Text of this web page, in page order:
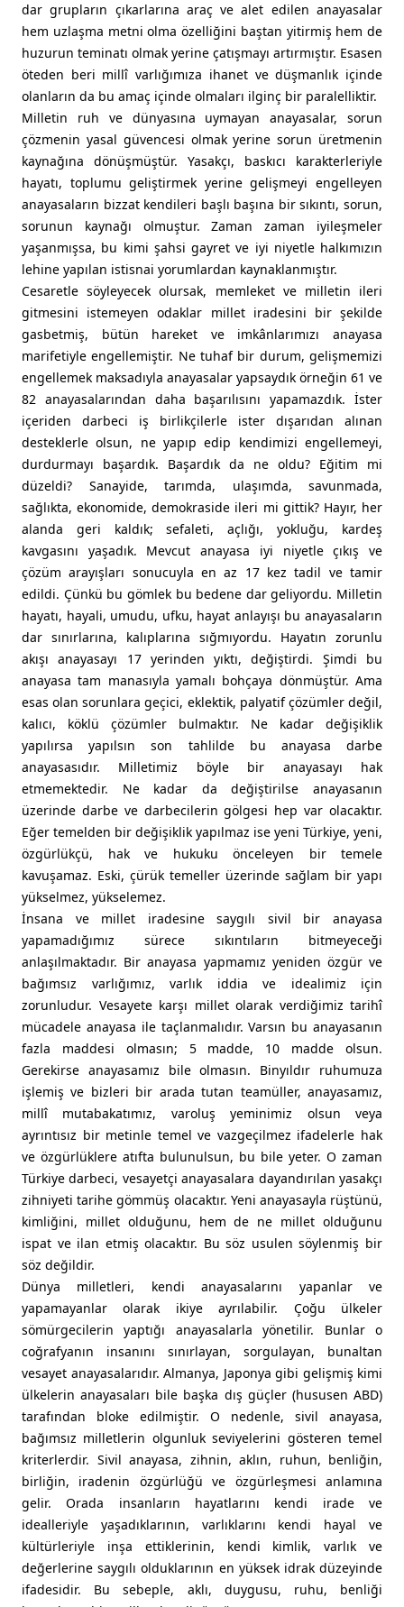
dar grupların çıkarlarına araç ve alet edilen anayasalar
hem uzlaşma metni olma özelliğini baştan yitirmiş hem de
huzurun teminatı olmak yerine çatışmayı artırmıştır. Esasen
öteden beri millî varlığımıza ihanet ve düşmanlık içinde
olanların da bu amaç içinde olmaları ilginç bir paralelliktir.
Milletin ruh ve dünyasına uymayan anayasalar, sorun
çözmenin yasal güvencesi olmak yerine sorun üretmenin
kaynağına dönüşmüştür. Yasakçı, baskıcı karakterleriyle
hayatı, toplumu geliştirmek yerine gelişmeyi engelleyen
anayasaların bizzat kendileri başlı başına bir sıkıntı, sorun,
sorunun kaynağı olmuştur. Zaman zaman iyileşmeler
yaşanmışsa, bu kimi şahsi gayret ve iyi niyetle halkımızın
lehine yapılan istisnai yorumlardan kaynaklanmıştır.
Cesaretle söyleyecek olursak, memleket ve milletin ileri
gitmesini istemeyen odaklar millet iradesini bir şekilde
gasbetmiş, bütün hareket ve imkânlarımızı anayasa
marifetiyle engellemiştir. Ne tuhaf bir durum, gelişmemizi
engellemek maksadıyla anayasalar yapsaydık örneğin 61 ve
82 anayasalarından daha başarılısını yapamazdık. İster
içeriden darbeci iş birlikçilerle ister dışarıdan alınan
desteklerle olsun, ne yapıp edip kendimizi engellemeyi,
durdurmayı başardık. Başardık da ne oldu? Eğitim mi
düzeldi? Sanayide, tarımda, ulaşımda, savunmada,
sağlıkta, ekonomide, demokraside ileri mi gittik? Hayır, her
alanda geri kaldık; sefaleti, açlığı, yokluğu, kardeş
kavgasını yaşadık. Mevcut anayasa iyi niyetle çıkış ve
çözüm arayışları sonucuyla en az 17 kez tadil ve tamir
edildi. Çünkü bu gömlek bu bedene dar geliyordu. Milletin
hayatı, hayali, umudu, ufku, hayat anlayışı bu anayasaların
dar sınırlarına, kalıplarına sığmıyordu. Hayatın zorunlu
akışı anayasayı 17 yerinden yıktı, değiştirdi. Şimdi bu
anayasa tam manasıyla yamalı bohçaya dönmüştür. Ama
esas olan sorunlara geçici, eklektik, palyatif çözümler değil,
kalıcı, köklü çözümler bulmaktır. Ne kadar değişiklik
yapılırsa yapılsın son tahlilde bu anayasa darbe
anayasasıdır. Milletimiz böyle bir anayasayı hak
etmemektedir. Ne kadar da değiştirilse anayasanın
üzerinde darbe ve darbecilerin gölgesi hep var olacaktır.
Eğer temelden bir değişiklik yapılmaz ise yeni Türkiye, yeni,
özgürlükçü, hak ve hukuku önceleyen bir temele
kavuşamaz. Eski, çürük temeller üzerinde sağlam bir yapı
yükselmez, yükselemez.
İnsana ve millet iradesine saygılı sivil bir anayasa
yapamadığımız sürece sıkıntıların bitmeyeceği
anlaşılmaktadır. Bir anayasa yapmamız yeniden özgür ve
bağımsız varlığımız, varlık iddia ve idealimiz için
zorunludur. Vesayete karşı millet olarak verdiğimiz tarihî
mücadele anayasa ile taçlanmalıdır. Varsın bu anayasanın
fazla maddesi olmasın; 5 madde, 10 madde olsun.
Gerekirse anayasamız bile olmasın. Binyıldır ruhumuza
işlemiş ve bizleri bir arada tutan teamüller, anayasamız,
millî mutabakatımız, varoluş yeminimiz olsun veya
ayrıntısız bir metinle temel ve vazgeçilmez ifadelerle hak
ve özgürlüklere atıfta bulunulsun, bu bile yeter. O zaman
Türkiye darbeci, vesayetçi anayasalara dayandırılan yasakçı
zihniyeti tarihe gömmüş olacaktır. Yeni anayasayla rüştünü,
kimliğini, millet olduğunu, hem de ne millet olduğunu
ispat ve ilan etmiş olacaktır. Bu söz usulen söylenmiş bir
söz değildir.
Dünya milletleri, kendi anayasalarını yapanlar ve
yapamayanlar olarak ikiye ayrılabilir. Çoğu ülkeler
sömürgecilerin yaptığı anayasalarla yönetilir. Bunlar o
coğrafyanın insanını sınırlayan, sorgulayan, bunaltan
vesayet anayasalarıdır. Almanya, Japonya gibi gelişmiş kimi
ülkelerin anayasaları bile başka dış güçler (hususen ABD)
tarafından bloke edilmiştir. O nedenle, sivil anayasa,
bağımsız milletlerin olgunluk seviyelerini gösteren temel
kriterlerdir. Sivil anayasa, zihnin, aklın, ruhun, benliğin,
birliğin, iradenin özgürlüğü ve özgürleşmesi anlamına
gelir. Orada insanların hayatlarını kendi irade ve
idealleriyle yaşadıklarının, varlıklarını kendi hayal ve
kültürleriyle inşa ettiklerinin, kendi kimlik, varlık ve
değerlerine saygılı olduklarının en yüksek idrak düzeyinde
ifadesidir. Bu sebeple, aklı, duygusu, ruhu, benliği